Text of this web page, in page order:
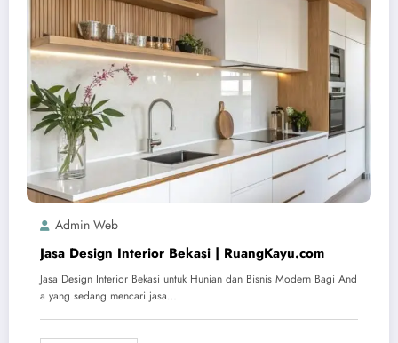
Admin Web
Jasa Design Interior Bekasi | RuangKayu.com
Jasa Design Interior Bekasi untuk Hunian dan Bisnis Modern Bagi And
a yang sedang mencari jasa…